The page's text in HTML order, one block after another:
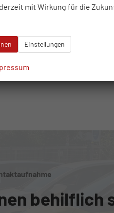
WhatsApp anfragen
Wir rufen Sie anFahrzeugexposé (PDF)
Fahrzeug parken
behilflich
mit Wirkung für die
Einstellungen